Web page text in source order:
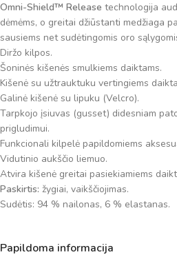
Omni-Shield™ Release technologija
dėmėms, o greitai džiūstanti medžiaga
sausiems net sudėtingomis oro
Diržo kilpos.
Šoninės kišenės smulkiems daiktams.
Kišenė su užtrauktuku vertingiems
Galinė kišenė su lipuku (Velcro).
Tarpkojo įsiuvas (gusset) didesniam
prigludimui.
Funkcionali kilpelė papildomiems
Vidutinio aukščio liemuo.
Atvira kišenė greitai pasiekiamiems
Paskirtis: žygiai, vaikščiojimas.
Sudėtis: 94 % nailonas, 6 % elastanas.
Papildoma informacija